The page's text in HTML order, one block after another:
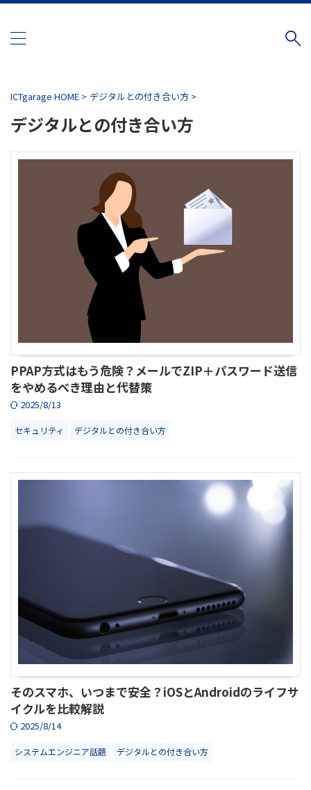
ICTgarage HOME > デジタルとの付き合い方 >
デジタルとの付き合い方
PPAP方式はもう危険？メールでZIP＋パスワード送信
をやめるべき理由と代替策
2025/8/13
セキュリティ デジタルとの付き合い方
そのスマホ、いつまで安全？iOSとAndroidのライフサ
イクルを比較解説
2025/8/14
システムエンジニア話題 デジタルとの付き合い方